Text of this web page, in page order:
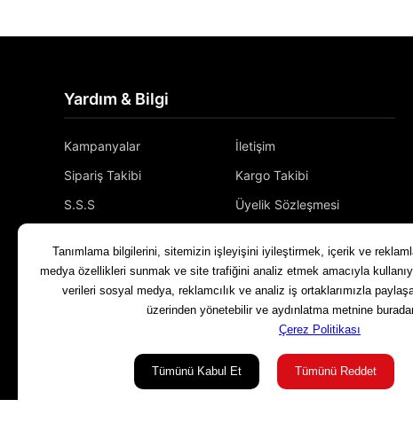
Yardım & Bilgi
Kampanyalar
İletişim
Sipariş Takibi
Kargo Takibi
S.S.S
Üyelik Sözleşmesi